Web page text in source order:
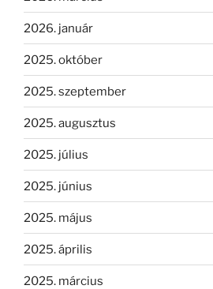
2026. január
2025. október
2025. szeptember
2025. augusztus
2025. július
2025. június
2025. május
2025. április
2025. március